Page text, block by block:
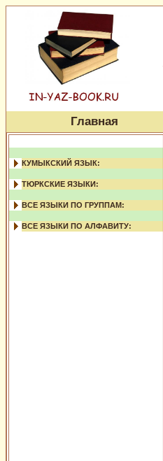
Главная
КУМЫКСКИЙ ЯЗЫК:
ТЮРКСКИЕ ЯЗЫКИ:
ВСЕ ЯЗЫКИ ПО ГРУППАМ:
ВСЕ ЯЗЫКИ ПО АЛФАВИТУ: